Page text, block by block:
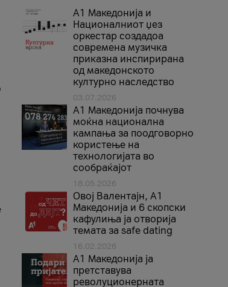
А1 Македонија и
Националниот џез
оркестар создадоа
современа музичка
приказна инспирирана
од македонското
културно наследство
03.07.2026
A1 Македонија почнува
моќна национална
кампања за поодговорно
користење на
технологијата во
сообраќајот
18.05.2026
Овој Валентајн, A1
Македонија и 6 скопски
кафулиња ја отворија
темата за safe dating
16.02.2026
А1 Македонија ја
претставува
револуционерната